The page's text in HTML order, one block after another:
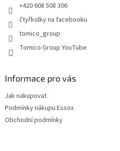
+420 608 508 306
čtyřkolky na facebooku
tomico_group
Tomico Group YouTube
Informace pro vás
Jak nakupovat
Podmínky nákupu Essox
Obchodní podmínky